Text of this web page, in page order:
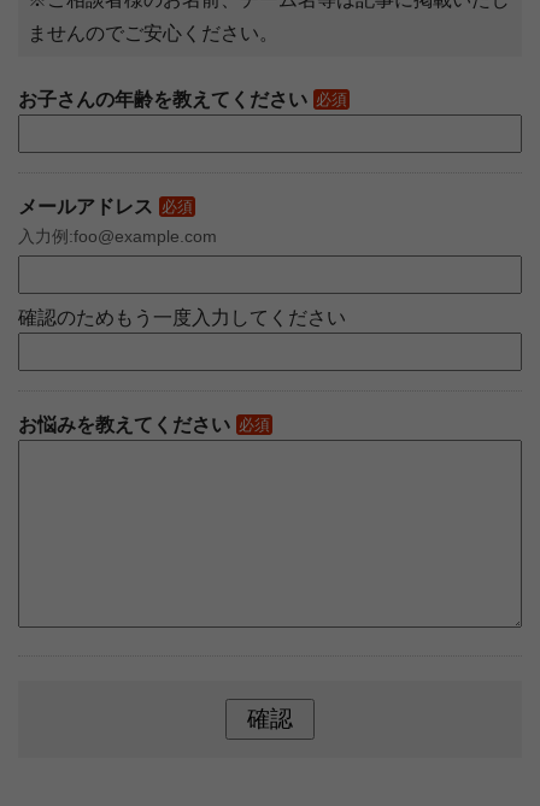
ませんのでご安心ください。
お子さんの年齢を教えてください 必須
メールアドレス 必須
入力例:foo@example.com
確認のためもう一度入力してください
お悩みを教えてください 必須